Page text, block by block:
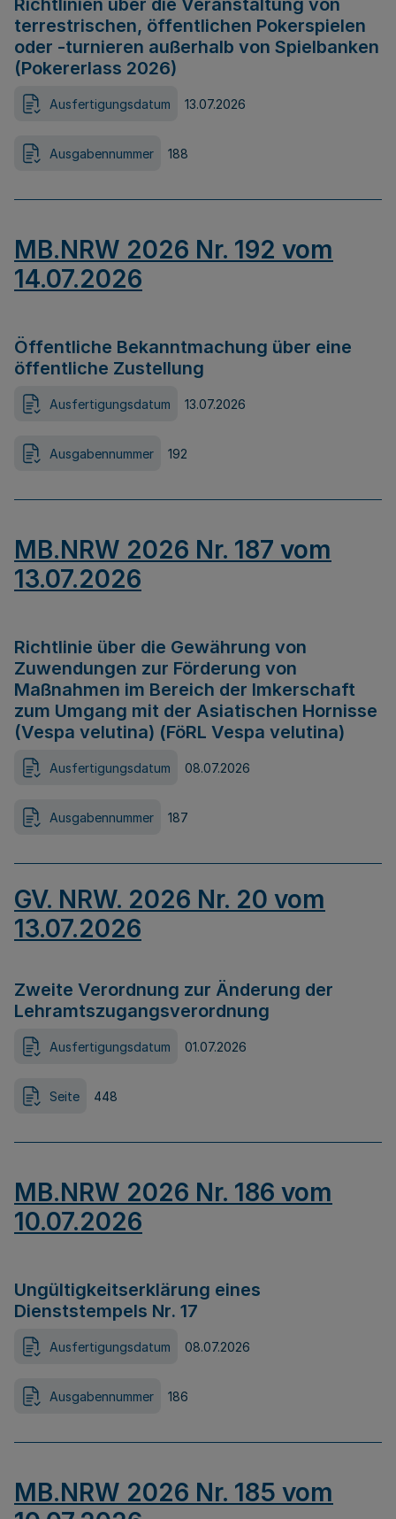
Richtlinien über die Veranstaltung von
terrestrischen, öffentlichen Pokerspielen
oder -turnieren außerhalb von Spielbanken
(Pokererlass 2026)
Ausfertigungsdatum 13.07.2026
Ausgabennummer 188
MB.NRW 2026 Nr. 192 vom
14.07.2026
Öffentliche Bekanntmachung über eine
öffentliche Zustellung
Ausfertigungsdatum 13.07.2026
Ausgabennummer 192
MB.NRW 2026 Nr. 187 vom
13.07.2026
Richtlinie über die Gewährung von
Zuwendungen zur Förderung von
Maßnahmen im Bereich der Imkerschaft
zum Umgang mit der Asiatischen Hornisse
(Vespa velutina) (FöRL Vespa velutina)
Ausfertigungsdatum 08.07.2026
Ausgabennummer 187
GV. NRW. 2026 Nr. 20 vom
13.07.2026
Zweite Verordnung zur Änderung der
Lehramtszugangsverordnung
Ausfertigungsdatum 01.07.2026
Seite 448
MB.NRW 2026 Nr. 186 vom
10.07.2026
Ungültigkeitserklärung eines
Dienststempels Nr. 17
Ausfertigungsdatum 08.07.2026
Ausgabennummer 186
MB.NRW 2026 Nr. 185 vom